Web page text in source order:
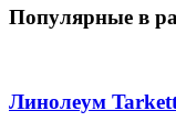
Популярные в
Линолеум